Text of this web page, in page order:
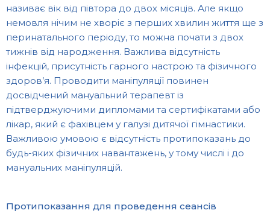
називає вік від півтора до двох місяців. Але якщо
немовля нічим не хворіє з перших хвилин життя ще з
перинатального періоду, то можна почати з двох
тижнів від народження. Важлива відсутність
інфекцій, присутність гарного настрою та фізичного
здоров’я. Проводити маніпуляції повинен
досвідчений мануальний терапевт із
підтверджуючими дипломами та сертифікатами або
лікар, який є фахівцем у галузі дитячої гімнастики.
Важливою умовою є відсутність протипоказань до
будь-яких фізичних навантажень, у тому числі і до
мануальних маніпуляцій.
Протипоказання для проведення сеансів